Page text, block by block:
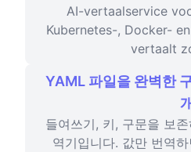
AI-vertaalservice
Kubernetes-, Docker-
vertaalt
YAML 파일을 완벽한
들여쓰기, 키, 구문을 보
역기입니다. 값만 번역